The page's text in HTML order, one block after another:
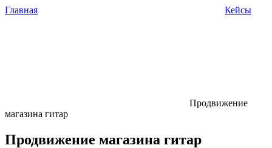
Главная Кейсы
Продвижение
магазина гитар
Продвижение магазина гитар